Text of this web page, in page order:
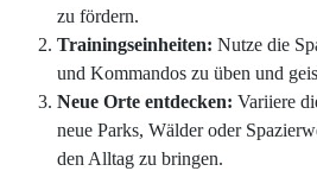
zu fördern.
Trainingseinheiten: Nutze die
und Kommandos zu üben und
Neue Orte entdecken: Variiere
neue Parks, Wälder oder
den Alltag zu bringen.